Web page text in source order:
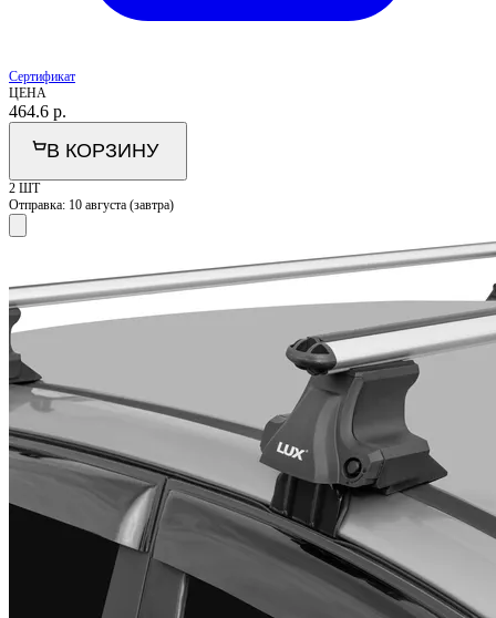
Сертификат
ЦЕНА
464.6 р.
В КОРЗИНУ
2 ШТ
Отправка: 10 августа (завтра)